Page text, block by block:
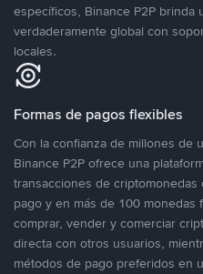
específicos, Binance P2P brinda
verdaderamente global con
locales.
Formas de pagos flexibles
Con la confianza de millones de
Binance P2P ofrece una
transacciones de
pago y en más de 100 monedas
comprar, vender y comerciar
directa con otros usuarios,
métodos de pago preferidos en